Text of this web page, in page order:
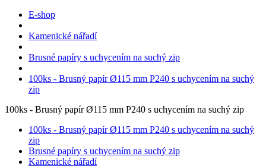
E-shop
Kamenické nářadí
Brusné papíry s uchycením na suchý zip
100ks - Brusný papír Ø115 mm P240 s uchycením na suchý
zip
100ks - Brusný papír Ø115 mm P240 s uchycením na suchý zip
100ks - Brusný papír Ø115 mm P240 s uchycením na suchý
zip
Brusné papíry s uchycením na suchý zip
Kamenické nářadí